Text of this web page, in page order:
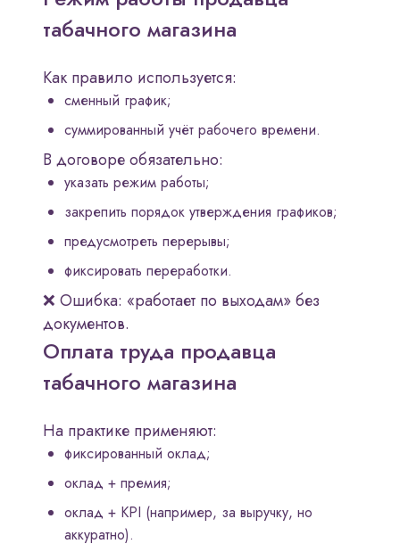
табачного магазина
Как правило используется:
сменный график;
суммированный учёт рабочего времени.
В договоре обязательно:
указать режим работы;
закрепить порядок утверждения графиков;
предусмотреть перерывы;
фиксировать переработки.
❌ Ошибка: «работает по выходам» без
документов.
Оплата труда продавца
табачного магазина
На практике применяют:
фиксированный оклад;
оклад + премия;
оклад + KPI (например, за выручку, но
аккуратно).